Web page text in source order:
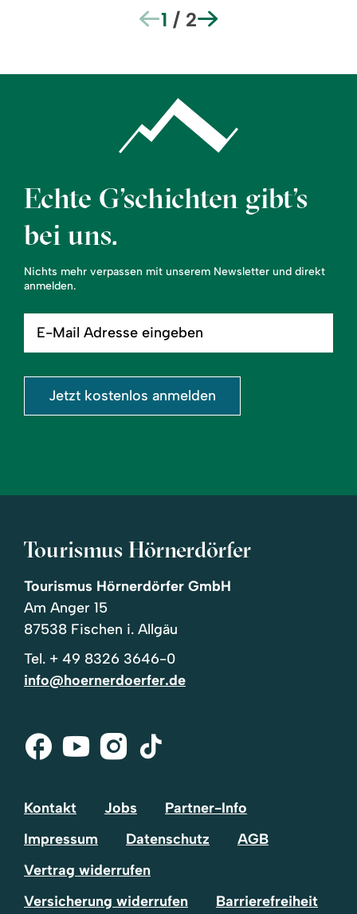
1 / 2
Echte G’schichten gibt’s
bei uns.
Nichts mehr verpassen mit unserem Newsletter und direkt
anmelden.
Mail
eingeben
Jetzt kostenlos anmelden
Tourismus Hörnerdörfer
Tourismus Hörnerdörfer GmbH
Am Anger 15
87538 Fischen i. Allgäu
Tel. + 49 8326 3646-0
info@hoernerdoerfer.de
Facebook
Youtube
Instagram
Tik-
Kontakt Jobs
Partner-Info
Impressum
Datenschutz
AGB
Vertrag widerrufen
Versicherung widerrufen
Barrierefreiheit